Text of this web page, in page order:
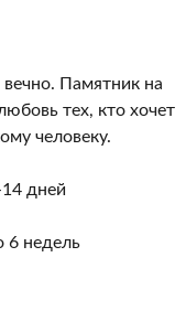
Памятник на
тех, кто хочет
человеку.
14 дней
6 недель